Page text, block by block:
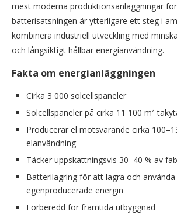
mest moderna produktionsanläggningar
batterisatsningen är ytterligare ett steg i
kombinera industriell utveckling med
och långsiktigt hållbar energianvändning.
Fakta om energianläggningen
Cirka 3 000 solcellspaneler
Solcellspaneler på cirka 11 100 m²
Producerar el motsvarande cirka
elanvändning
Täcker uppskattningsvis 30–40 % av
Batterilagring för att lagra och
egenproducerade energin
Förberedd för framtida utbyggnad